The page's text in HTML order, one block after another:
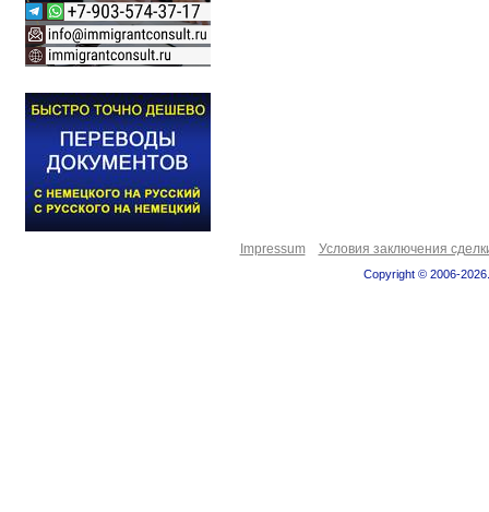
Impressum Условия заключения
Copyright © 2006-